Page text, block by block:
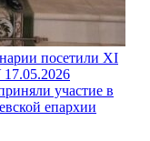
посетили XI
17.05.2026
участие в
епархии